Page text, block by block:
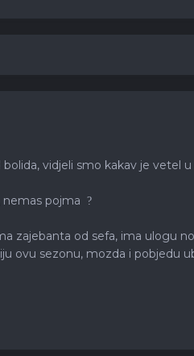
vidjeli smo kakav je vetel
pojma ?
zajebanta od sefa, ima ulogu
ovu sezonu, mozda i pobjedu